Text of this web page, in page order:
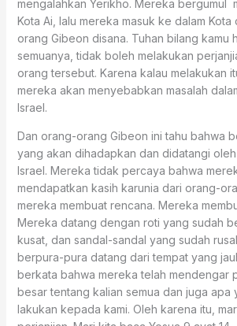
mengalahkan Yerikho. Mereka bergumul
Kota Ai, lalu mereka masuk ke dalam
orang Gibeon disana. Tuhan bilang kamu
semuanya, tidak boleh melakukan
orang tersebut. Karena kalau melakukan
mereka akan menyebabkan masalah
Israel.
Dan orang-orang Gibeon ini tahu bahwa
yang akan dihadapkan dan didatangi
Israel. Mereka tidak percaya bahwa
mendapatkan kasih karunia dari orang-
mereka membuat rencana. Mereka
Mereka datang dengan roti yang sudah
kusat, dan sandal-sandal yang sudah
berpura-pura datang dari tempat yang
berkata bahwa mereka telah mendengar
besar tentang kalian semua dan juga apa
lakukan kepada kami. Oleh karena itu,